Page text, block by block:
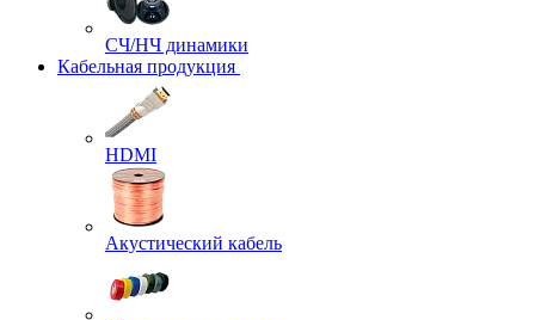
СЧ/НЧ динамики
Кабельная продукция
HDMI
Акустический кабель